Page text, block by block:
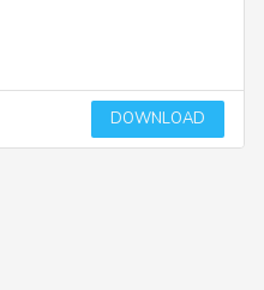
DOWNLOAD